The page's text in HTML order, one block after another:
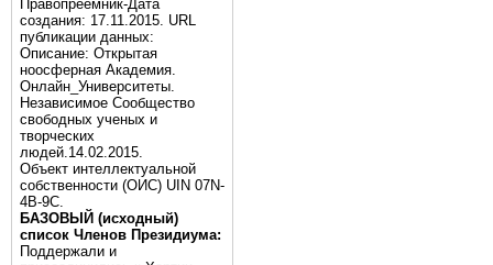
Правопреемник-Дата
создания: 17.11.2015. URL
публикации данных:
Описание: Открытая
ноосферная Академия.
Онлайн_Университеты.
Независимое Сообщество
свободных ученых и
творческих
людей.14.02.2015.
Объект интеллектуальной
собственности (ОИС) UIN 07N-
4B-9C.
БАЗОВЫЙ (исходный)
список Членов Президиума:
Поддержали и